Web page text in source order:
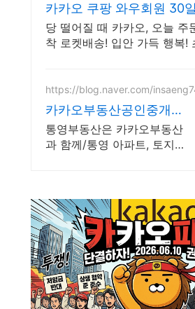
카카오 쿠팡 와우회원 30
당 떨어질 때 카카오, 오늘 주
착 로켓배송! 입안 가득 행복!
https://blog.naver.com/
카카오부동산공인중개사
사무소 통영대표 카카오
부동산
통영부동산은 카카오부동산
과 함께/통영 아파트, 토지,